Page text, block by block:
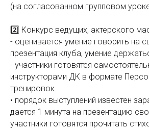
(на согласованном групповом
2️⃣ Конкурс ведущих, актерского
- оценивается умение говорить на
презентация клуба, умение
- участники готовятся
инструкторами ДК в формате
тренировок
• порядок выступлений известен
дается 1 минута на презентацию
участники готовятся прочитать